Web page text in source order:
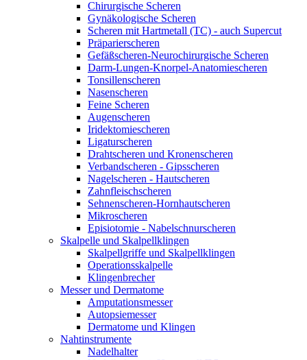
Chirurgische Scheren
Gynäkologische Scheren
Scheren mit Hartmetall (TC) - auch Supercut
Präparierscheren
Gefäßscheren-Neurochirurgische Scheren
Darm-Lungen-Knorpel-Anatomiescheren
Tonsillenscheren
Nasenscheren
Feine Scheren
Augenscheren
Iridektomiescheren
Ligaturscheren
Drahtscheren und Kronenscheren
Verbandscheren - Gipsscheren
Nagelscheren - Hautscheren
Zahnfleischscheren
Sehnenscheren-Hornhautscheren
Mikroscheren
Episiotomie - Nabelschnurscheren
Skalpelle und Skalpellklingen
Skalpellgriffe und Skalpellklingen
Operationsskalpelle
Klingenbrecher
Messer und Dermatome
Amputationsmesser
Autopsiemesser
Dermatome und Klingen
Nahtinstrumente
Nadelhalter